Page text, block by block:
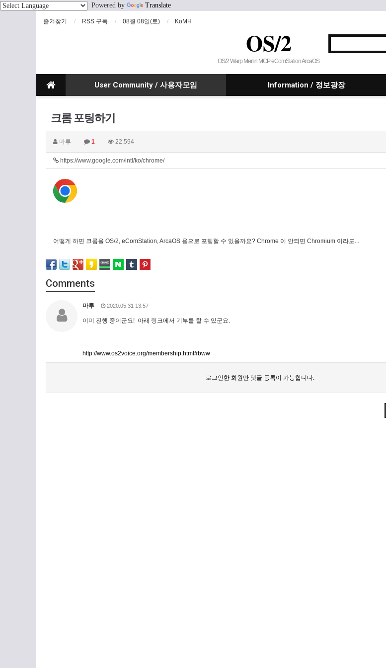
Powered by Translate
즐겨찾기 RSS 구독 08월 08일(토) KoMH
OS/2
OS/2 Warp Merlin MCP eComStation ArcaOS
User Community / 사용자모임 Information / 정보광장
크롬 포팅하기
마루 1 22,594
https://www.google.com/intl/ko/chrome/
어떻게 하면 크롬을 OS/2, eComStation, ArcaOS 용으로 포팅할 수 있을까요? Chrome 이 안되면 Chromium 이라도...
Comments
마루 2020.05.31 13:57
이미 진행 중이군요! 아래 링크에서 기부를 할 수 있군요.
http://www.os2voice.org/membership.html#bww
로그인한 회원만 댓글 등록이 가능합니다.